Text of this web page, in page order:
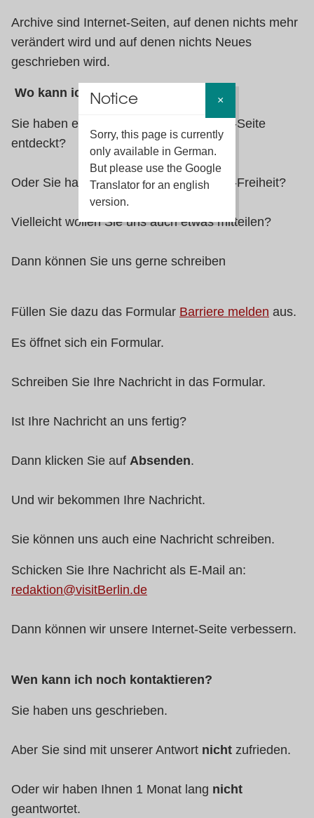
Notice
Sorry, this page is currently
only available in German.
But please use the Google
Translator for an english
version.
×
Archive sind Internet-Seiten, auf denen nichts mehr
verändert wird und auf denen nichts Neues
geschrieben wird.
Wo kann ich eine Barriere melden?
Sie haben eine Barriere auf der Internet-Seite
entdeckt?
Oder Sie haben eine Frage zur Barriere-Freiheit?
Vielleicht wollen Sie uns auch etwas mitteilen?
Dann können Sie uns gerne schreiben
Füllen Sie dazu das Formular Barriere melden aus.
Es öffnet sich ein Formular.
Schreiben Sie Ihre Nachricht in das Formular.
Ist Ihre Nachricht an uns fertig?
Dann klicken Sie auf Absenden.
Und wir bekommen Ihre Nachricht.
Sie können uns auch eine Nachricht schreiben.
Schicken Sie Ihre Nachricht als E-Mail an:
redaktion@visitBerlin.de
Dann können wir unsere Internet-Seite verbessern.
Wen kann ich noch kontaktieren?
Sie haben uns geschrieben.
Aber Sie sind mit unserer Antwort nicht zufrieden.
Oder wir haben Ihnen 1 Monat lang nicht
geantwortet.